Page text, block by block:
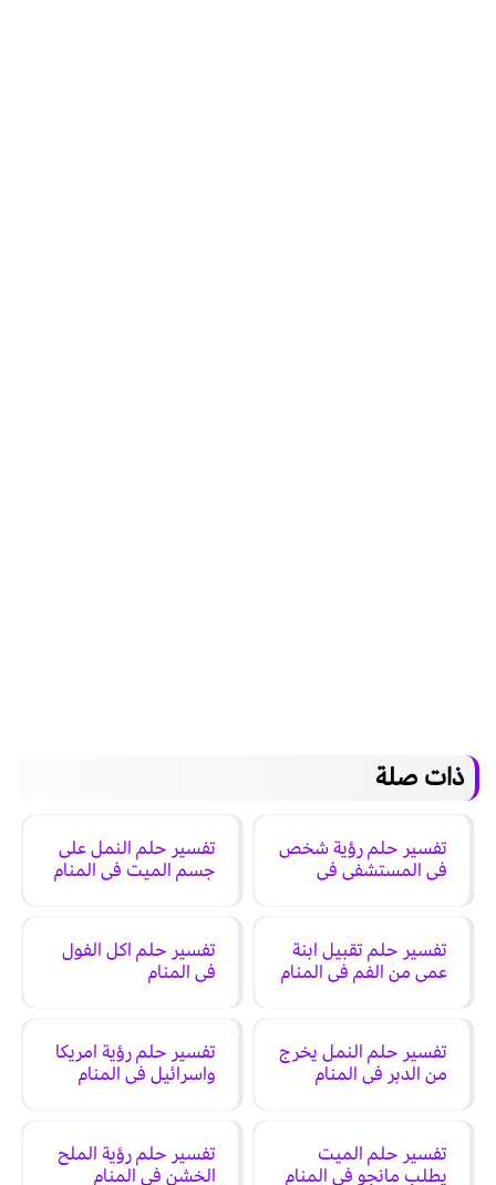
ذات صلة
تفسير حلم رؤية شخص
في المستشفى في
تفسير حلم النمل على
جسم الميت في المنام
تفسير حلم تقبيل ابنة
عمي من الفم في المنام
تفسير حلم اكل الفول
في المنام
تفسير حلم النمل يخرج
من الدبر في المنام
تفسير حلم رؤية امريكا
واسرائيل في المنام
تفسير حلم الميت
يطلب مانجو في المنام
تفسير حلم رؤية الملح
الخشن في المنام